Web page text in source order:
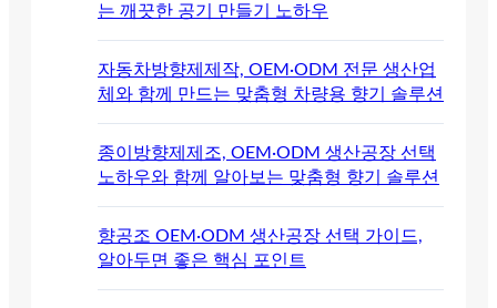
는 깨끗한 공기 만들기 노하우
자동차방향제제작, OEM·ODM 전문 생산업
체와 함께 만드는 맞춤형 차량용 향기 솔루션
종이방향제제조, OEM·ODM 생산공장 선택
노하우와 함께 알아보는 맞춤형 향기 솔루션
향공조 OEM·ODM 생산공장 선택 가이드,
알아두면 좋은 핵심 포인트